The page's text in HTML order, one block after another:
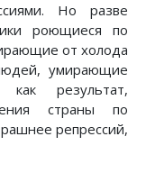
Но разве
роющиеся по
от холода
умирающие
результат,
страны по
репрессий,